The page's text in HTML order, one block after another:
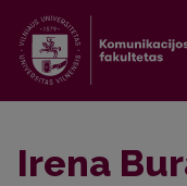
Irena